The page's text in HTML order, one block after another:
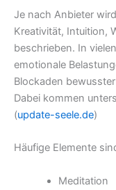
Je nach Anbieter
Kreativität, Intuition,
beschrieben. In
emotionale
Blockaden
Dabei kommen
(update-seele.de)
Häufige Elemente
Meditation